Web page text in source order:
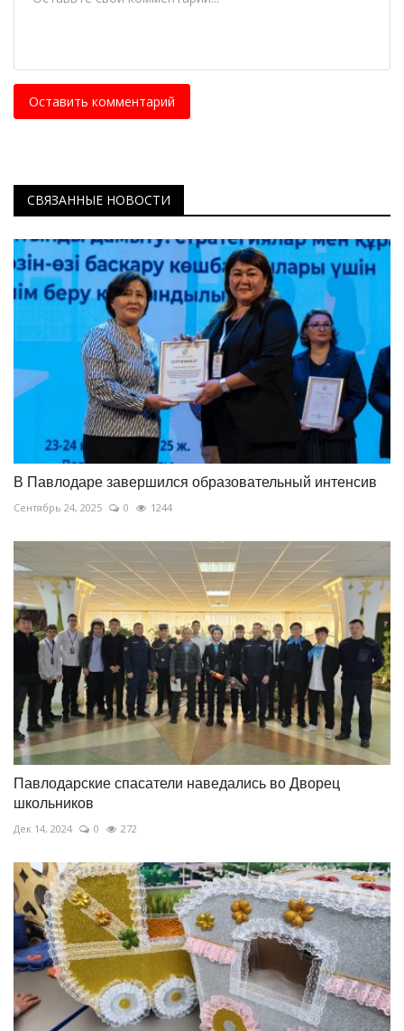
Оставить комментарий
СВЯЗАННЫЕ НОВОСТИ
В Павлодаре завершился образовательный интенсив
Сентябрь 24, 2025 0 1244
Павлодарские спасатели наведались во Дворец
школьников
Дек 14, 2024 0 272